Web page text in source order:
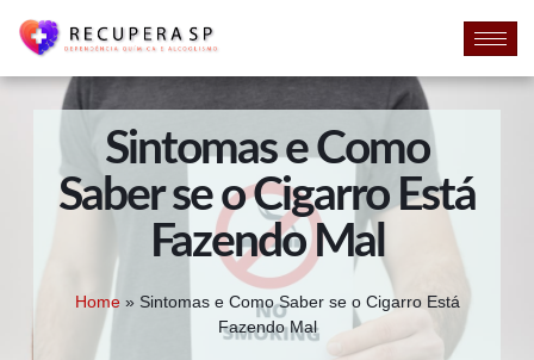
Sintomas e Como
Saber se o Cigarro Está
Fazendo Mal
Home» Sintomas e Como Saber se o Cigarro Está
Fazendo Mal